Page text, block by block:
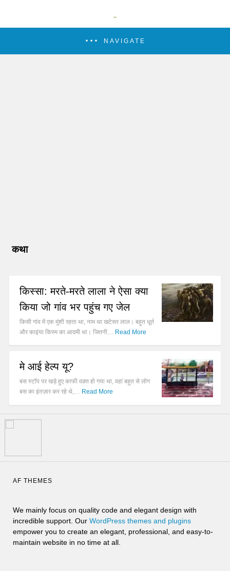
NAVIGATE
कथा
किस्सा: मरते-मरते लाला ने ऐसा क्या
किया जो गांव भर पहुंच गए जेल
किसी गांव में एक मुंशी रहता था, नाम था खटेसर लाल। बहुत धूर्त
और काइंया किस्म का आदमी था। जितनी… Read More
मे आई हेल्प यू?
बस स्टॉप पर खड़े हुए काफी वक़्त हो गया था, वहां बहुत से लोग
बस का इंतज़ार कर रहे थे,… Read More
AF THEMES
We mainly focus on quality code and elegant design with
incredible support. Our WordPress themes and plugins
empower you to create an elegant, professional, and easy-to-
maintain website in no time at all.